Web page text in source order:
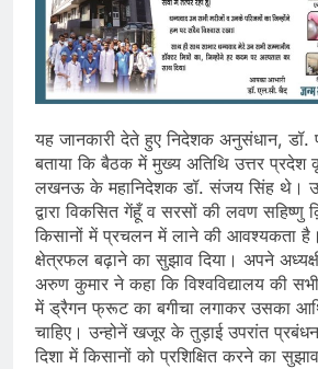
यह जानकारी देते हुए निदेशक अनुसंधान,
बताया कि बैठक में मुख्य अतिथि उत्तर प्रदेश
लखनऊ के महानिदेशक डॉ. संजय सिंह थे।
द्वारा विकसित गेंहूँ व सरसों की लवण सहिष्णु
किसानों में प्रचलन में लाने की आवश्यकता
क्षेत्रफल बढ़ाने का सुझाव दिया। अपने
अरुण कुमार ने कहा कि विश्वविद्यालय की
में ड्रैगन फ्रूट का बगीचा लगाकर उसका
चाहिए। उन्होनें खजूर के तुड़ाई उपरांत
दिशा में किसानों को प्रशिक्षित करने का